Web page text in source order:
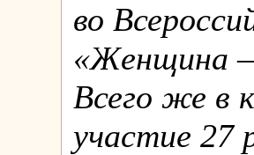
во
«Женщина –
Всего же в
участие 27